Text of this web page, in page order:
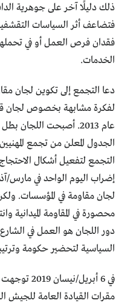
ذلك دليلًا آخر على جوهرية
فتضاعف أثر السياسات
فقدان فرص العمل أو في
الخدمات.
دعا التجمع إلى تكوين لجان
لفكرة مشابهة بخصوص لجان
عام 2013. أصبحت اللجان
الجدول المعلن من تجمع
التجمع لتفعيل أشكال
لجان مقاومة في المؤسسات.
محصورة في المقاومة
دور اللجان هو العمل في الشارع
السياسية لتحضير حكومة
في 6 أبريل/
مقرات القيادة العامة للجيش